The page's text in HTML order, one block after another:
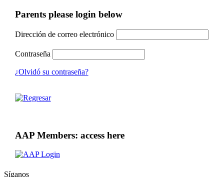
Parents please login below
Dirección de correo electrónico
Contraseña
¿Olvidó su contraseña?
AAP Members: access here
Síganos